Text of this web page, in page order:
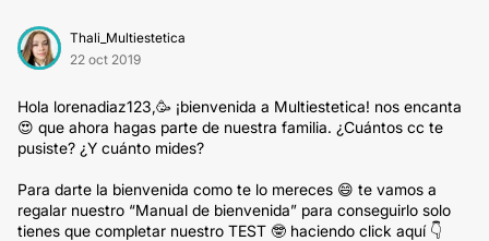
Thali_Multiestetica
22 oct 2019
Hola lorenadiaz123,🥳 ¡bienvenida a Multiestetica! nos encanta
😍 que ahora hagas parte de nuestra familia. ¿Cuántos cc te
pusiste? ¿Y cuánto mides?
Para darte la bienvenida como te lo mereces 😄 te vamos a
regalar nuestro “Manual de bienvenida” para conseguirlo solo
tienes que completar nuestro TEST 🤓 haciendo click aquí 👇